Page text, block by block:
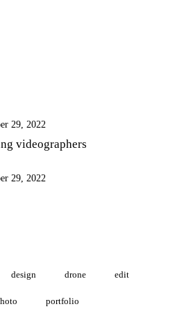
29, 2022
videographers
29, 2022
design drone edit
portfolio